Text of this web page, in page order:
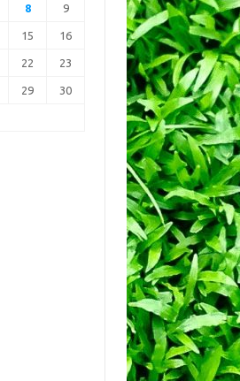
8 9
15 16
22 23
29 30